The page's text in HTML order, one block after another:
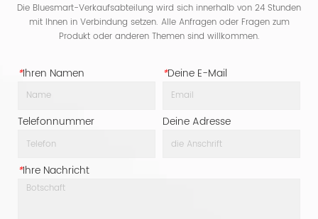
Die Bluesmart-Verkaufsabteilung wird sich innerhalb von 24 Stunden
mit Ihnen in Verbindung setzen. Alle Anfragen oder Fragen zum
Produkt oder anderen Themen sind willkommen.
*Ihren Namen *Deine E-Mail
Telefonnummer Deine Adresse
*Ihre Nachricht